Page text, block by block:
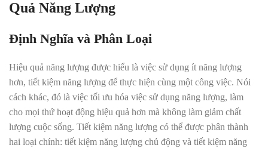
Quả Năng Lượng
Định Nghĩa và Phân Loại
Hiệu quả năng lượng được hiểu là việc sử dụng ít năng lượng
hơn, tiết kiệm năng lượng để thực hiện cùng một công việc. Nói
cách khác, đó là việc tối ưu hóa việc sử dụng năng lượng, làm
cho mọi thứ hoạt động hiệu quả hơn mà không làm giảm chất
lượng cuộc sống. Tiết kiệm năng lượng có thể được phân thành
hai loại chính: tiết kiệm năng lượng chủ động và tiết kiệm năng